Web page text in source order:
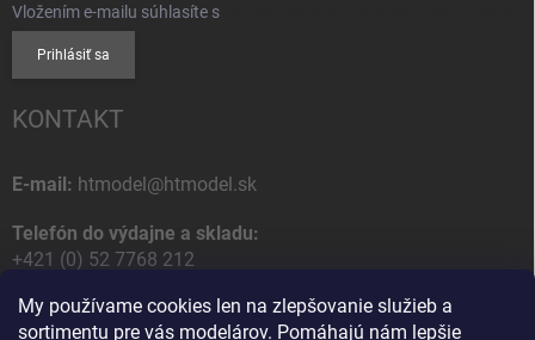
My používame cookies len na zlepšovanie služieb a
sortimentu pre vás modelárov. Pomáhajú nám lepšie
Vložením e-mailu súhlasíte s
Prihlásiť sa
KONTAKT
E-mail: htmodel@htmodel.sk
Telefón do výdajne a skladu:
+421 (0) 52 7768 212
Poštová / Odberná adresa:
HT model